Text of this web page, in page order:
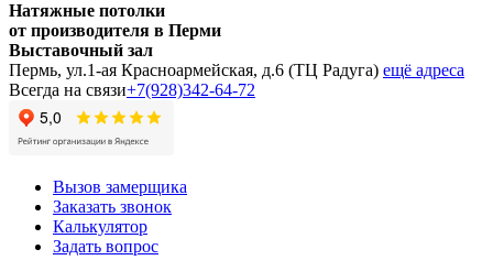
Натяжные потолки
от производителя в Перми
Выставочный зал
Пермь, ул.1-ая Красноармейская, д.6 (ТЦ Радуга) ещё адреса
Всегда на связи+7(928)342-64-72
Вызов замерщика
Заказать звонок
Калькулятор
Задать вопрос